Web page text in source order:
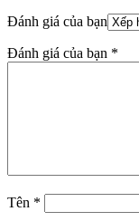
Đánh giá của bạn
Đánh giá của bạn *
Tên *